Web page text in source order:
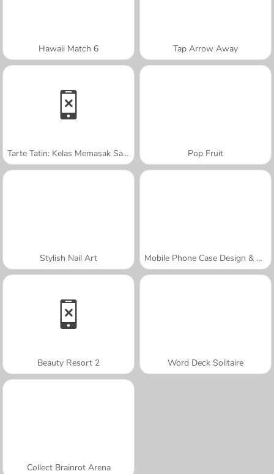
Hawaii Match 6 Tap Arrow Away
Tarte Tatin: Kelas Memasak Sara Pop Fruit
Stylish Nail Art Mobile Phone Case Design & DIY
Beauty Resort 2 Word Deck Solitaire
Collect Brainrot Arena